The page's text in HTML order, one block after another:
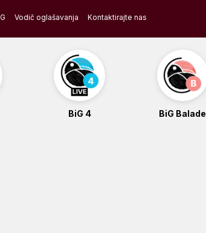
Vodič oglašavanja Kontaktirajte nas
BiG 4 BiG Balade